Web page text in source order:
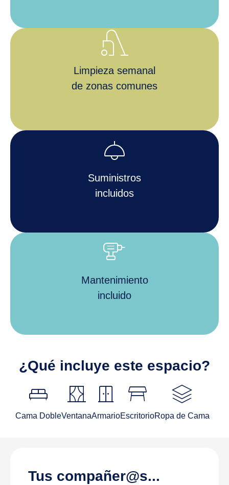
vacuum
Limpieza semanal
de zonas comunes
light
Suministros
incluidos
tools_power_drill
Mantenimiento
incluido
¿Qué incluye este espacio?
King_bed
Cama Doble
curtains
Ventana
door_sliding
Armario
table_restaurant
Escritorio
stacks
Ropa de Cama
Tus compañer@s...